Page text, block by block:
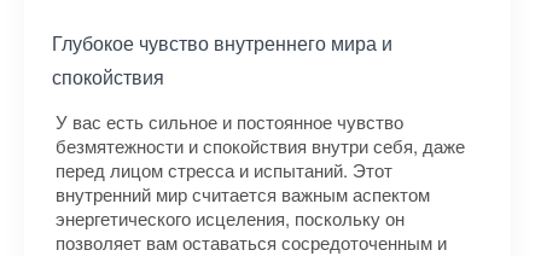
Глубокое чувство внутреннего мира и
спокойствия
У вас есть сильное и постоянное чувство
безмятежности и спокойствия внутри себя, даже
перед лицом стресса и испытаний. Этот
внутренний мир считается важным аспектом
энергетического исцеления, поскольку он
позволяет вам оставаться сосредоточенным и